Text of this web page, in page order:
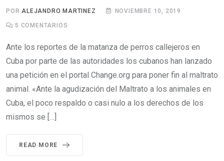
POR ALEJANDRO MARTINEZ NOVIEMBRE 10, 2019
5 COMENTARIOS
Ante los reportes de la matanza de perros callejeros en
Cuba por parte de las autoridades los cubanos han lanzado
una petición en el portal Change.org para poner fin al maltrato
animal. «Ante la agudización del Maltrato a los animales en
Cuba, el poco respaldo o casi nulo a los derechos de los
mismos se […]
READ MORE